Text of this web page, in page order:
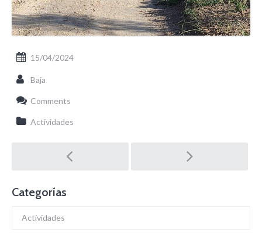
15/04/2024
Baja
Comments
Actividades
Post
navigation
Categorías
Actividades